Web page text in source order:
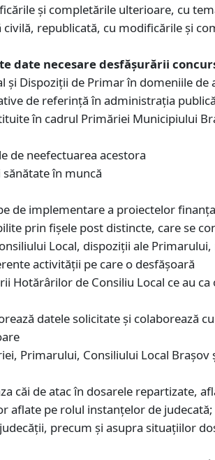
și completările ulterioare, cu
republicată, cu modificările și
date necesare desfășurării
Dispoziţii de Primar în domeniile de
de referinţă în administraţia
în cadrul Primăriei Municipiului
de neefectuarea acestora
în muncă
de implementare a proiectelor
prin fişele post distincte, care se
Local, dispoziţii ale
activităţii pe care o desfăşoară
de Consiliu Local ce au
datele solicitate şi colaborează
Primarului, Consiliului Local
căi de atac în dosarele repartizate,
aflate pe rolul instanţelor de judecată;
precum şi asupra situaţiilor